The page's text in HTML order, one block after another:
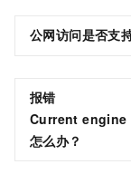
公网访问是否支
报错
Current
怎么办？